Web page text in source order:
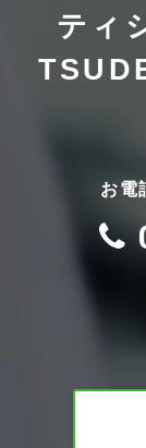
ティ
お電